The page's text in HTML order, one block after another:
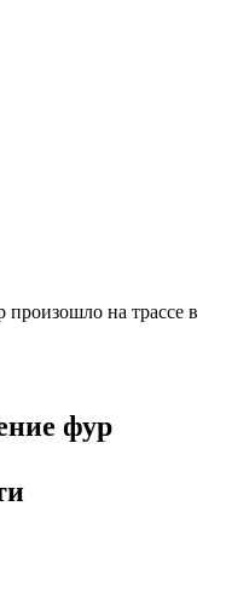
произошло на трассе в
фур